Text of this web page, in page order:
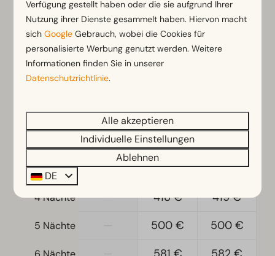
2 Gäste
Sa 22-08-2026 So 23-08-2026
Fr
1 Nacht
— 262 € 262 €
— 291 €
3 Nächte — 410 € 396 €
4 Nächte — 418 € 419 €
5 Nächte 500 € 500 €
Verfügung gestellt haben oder die sie aufgrund Ihrer
Nutzung ihrer Dienste gesammelt haben. Hiervon macht
sichGoogle Gebrauch, wobei die Cookies für
personalisierte Werbung genutzt werden. Weitere
Informationen finden Sie in unserer
Datenschutzrichtlinie.
Alle akzeptieren
Individuelle Einstellungen
Ablehnen
DE